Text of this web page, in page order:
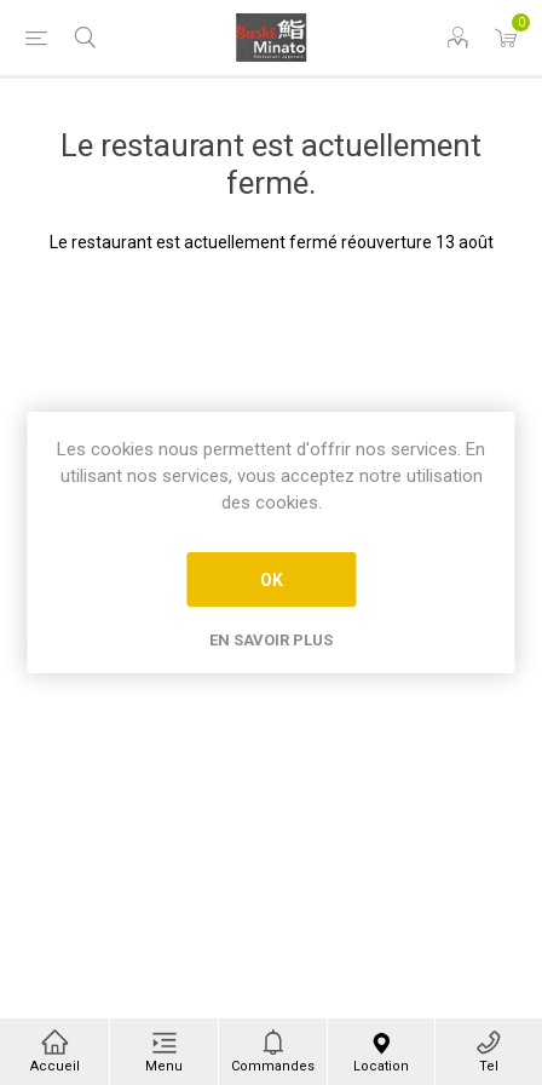
0
Le restaurant est actuellement
fermé.
Le restaurant est actuellement fermé réouverture 13 août
Accueil Menu Commandes Location Tel
Les cookies nous permettent d'offrir nos services. En
utilisant nos services, vous acceptez notre utilisation
des cookies.
OK
EN SAVOIR PLUS